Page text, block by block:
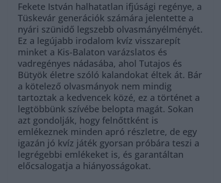
Fekete István halhatatlan ifjúsági regénye, a
Tüskevár generációk számára jelentette a
nyári szünidő legszebb olvasmányélményét.
Ez a legújabb irodalom kvíz visszarepít
minket a Kis-Balaton varázslatos és
vadregényes nádasába, ahol Tutajos és
Bütyök életre szóló kalandokat éltek át. Bár
a kötelező olvasmányok nem mindig
tartoztak a kedvencek közé, ez a történet a
legtöbbünk szívébe belopta magát. Sokan
azt gondolják, hogy felnőttként is
emlékeznek minden apró részletre, de egy
igazán jó kvíz játék gyorsan próbára teszi a
legrégebbi emlékeket is, és garantáltan
előcsalogatja a hiányosságokat.